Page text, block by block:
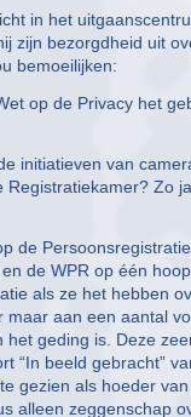
in het
zijn bezorgdheid uit
bemoeilijken:
op de Privacy het
initiatieven van
Zo
de
de WPR op één
als ze het hebben
aan een aantal
geding is. Deze
“In beeld gebracht”
gezien als hoeder
alleen zeggenschap